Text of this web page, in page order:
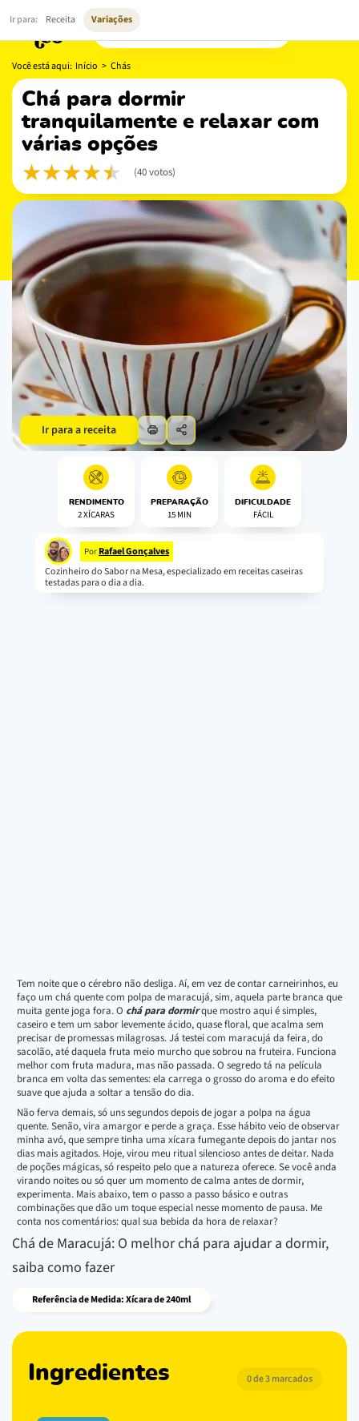
Você está aqui: Início > Chás
chá para dormir
tranquilamente e relaxar com
várias opções
(40 votos)
Ir para a receita
RENDIMENTO
2 XÍCARAS
PREPARAÇÃO
15 MIN
DIFICULDADE
FÁCIL
Por Rafael Gonçalves
Cozinheiro do Sabor na Mesa, especializado em receitas caseiras
testadas para o dia a dia.
Tem noite que o cérebro não desliga. Aí, em vez de contar carneirinhos, eu
faço um chá quente com polpa de maracujá, sim, aquela parte branca que
muita gente joga fora. O chá para dormirque mostro aqui é simples,
caseiro e tem um sabor levemente ácido, quase floral, que acalma sem
precisar de promessas milagrosas. Já testei com maracujá da feira, do
sacolão, até daquela fruta meio murcho que sobrou na fruteira. Funciona
melhor com fruta madura, mas não passada. O segredo tá na película
branca em volta das sementes: ela carrega o grosso do aroma e do efeito
suave que ajuda a soltar a tensão do dia.
Não ferva demais, só uns segundos depois de jogar a polpa na água
quente. Senão, vira amargor e perde a graça. Esse hábito veio de observar
minha avó, que sempre tinha uma xícara fumegante depois do jantar nos
dias mais agitados. Hoje, virou meu ritual silencioso antes de deitar. Nada
de poções mágicas, só respeito pelo que a natureza oferece. Se você anda
virando noites ou só quer um momento de calma antes de dormir,
experimenta. Mais abaixo, tem o passo a passo básico e outras
combinações que dão um toque especial nesse momento de pausa. Me
conta nos comentários: qual sua bebida da hora de relaxar?
Chá de Maracujá: O melhor chá para ajudar a dormir,
saiba como fazer
Referência de Medida: Xícara de 240ml
Ingredientes 0 de 3 marcados
Ir para: Receita Variações